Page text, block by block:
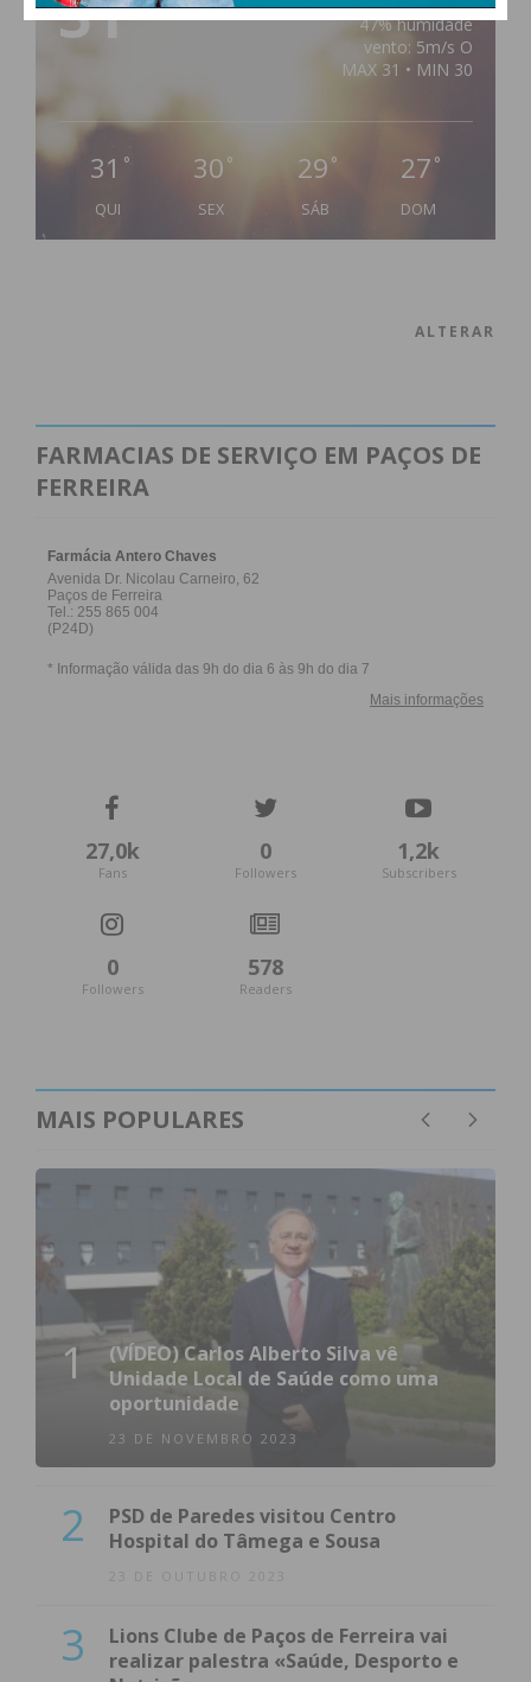
47% humidade
vento: 5m/s O
MAX 31 • MIN 30
31 °
QUI
30 °
SEX
29 °
SÁB
27 °
DOM
ALTERAR
FARMACIAS DE SERVIÇO EM PAÇOS DE
FERREIRA
27,0k
Fans
0
Followers
1,2k
Subscribers
0
Followers
578
Readers
MAIS POPULARES
1
(VÍDEO) Carlos Alberto Silva vê
Unidade Local de Saúde como uma
oportunidade
23 DE NOVEMBRO 2023
2
PSD de Paredes visitou Centro
Hospital do Tâmega e Sousa
23 DE OUTUBRO 2023
3
Lions Clube de Paços de Ferreira vai
realizar palestra «Saúde, Desporto e